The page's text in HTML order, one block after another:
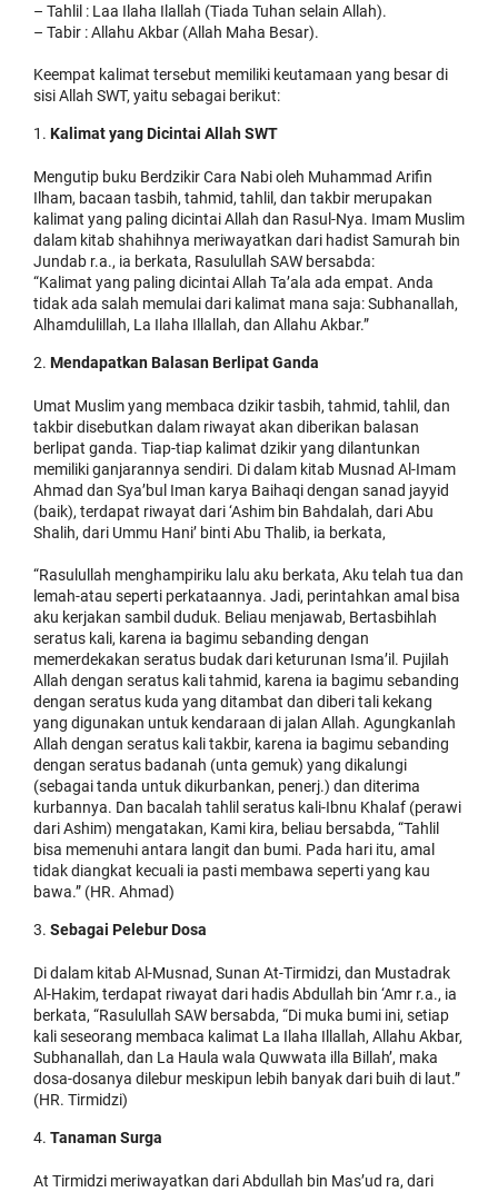
– Tahlil : Laa Ilaha Ilallah (Tiada Tuhan selain Allah).
– Tabir : Allahu Akbar (Allah Maha Besar).
Keempat kalimat tersebut memiliki keutamaan yang besar di
sisi Allah SWT, yaitu sebagai berikut:
Kalimat yang Dicintai Allah SWT
Mengutip buku Berdzikir Cara Nabi oleh Muhammad Arifin
Ilham, bacaan tasbih, tahmid, tahlil, dan takbir merupakan
kalimat yang paling dicintai Allah dan Rasul-Nya. Imam Muslim
dalam kitab shahihnya meriwayatkan dari hadist Samurah bin
Jundab r.a., ia berkata, Rasulullah SAW bersabda:
“Kalimat yang paling dicintai Allah Ta’ala ada empat. Anda
tidak ada salah memulai dari kalimat mana saja: Subhanallah,
Alhamdulillah, La Ilaha Illallah, dan Allahu Akbar.”
Mendapatkan Balasan Berlipat Ganda
Umat Muslim yang membaca dzikir tasbih, tahmid, tahlil, dan
takbir disebutkan dalam riwayat akan diberikan balasan
berlipat ganda. Tiap-tiap kalimat dzikir yang dilantunkan
memiliki ganjarannya sendiri. Di dalam kitab Musnad Al-Imam
Ahmad dan Sya’bul Iman karya Baihaqi dengan sanad jayyid
(baik), terdapat riwayat dari ‘Ashim bin Bahdalah, dari Abu
Shalih, dari Ummu Hani’ binti Abu Thalib, ia berkata,
“Rasulullah menghampiriku lalu aku berkata, Aku telah tua dan
lemah-atau seperti perkataannya. Jadi, perintahkan amal bisa
aku kerjakan sambil duduk. Beliau menjawab, Bertasbihlah
seratus kali, karena ia bagimu sebanding dengan
memerdekakan seratus budak dari keturunan Isma’il. Pujilah
Allah dengan seratus kali tahmid, karena ia bagimu sebanding
dengan seratus kuda yang ditambat dan diberi tali kekang
yang digunakan untuk kendaraan di jalan Allah. Agungkanlah
Allah dengan seratus kali takbir, karena ia bagimu sebanding
dengan seratus badanah (unta gemuk) yang dikalungi
(sebagai tanda untuk dikurbankan, penerj.) dan diterima
kurbannya. Dan bacalah tahlil seratus kali-Ibnu Khalaf (perawi
dari Ashim) mengatakan, Kami kira, beliau bersabda, “Tahlil
bisa memenuhi antara langit dan bumi. Pada hari itu, amal
tidak diangkat kecuali ia pasti membawa seperti yang kau
bawa.” (HR. Ahmad)
Sebagai Pelebur Dosa
Di dalam kitab Al-Musnad, Sunan At-Tirmidzi, dan Mustadrak
Al-Hakim, terdapat riwayat dari hadis Abdullah bin ‘Amr r.a., ia
berkata, “Rasulullah SAW bersabda, “Di muka bumi ini, setiap
kali seseorang membaca kalimat La Ilaha Illallah, Allahu Akbar,
Subhanallah, dan La Haula wala Quwwata illa Billah’, maka
dosa-dosanya dilebur meskipun lebih banyak dari buih di laut.”
(HR. Tirmidzi)
Tanaman Surga
At Tirmidzi meriwayatkan dari Abdullah bin Mas’ud ra, dari